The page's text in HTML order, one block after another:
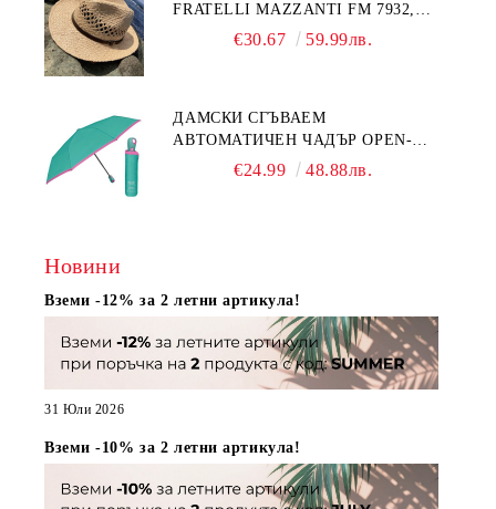
FRATELLI MAZZANTI FM 7932,
НАТУРАЛЕН
€30.67 59.99лв.
ДАМСКИ СГЪВАЕМ
АВТОМАТИЧЕН ЧАДЪР OPEN-
CLOSE | PERLETTI TECHNOLOGY
€24.99 48.88лв.
Новини
Вземи -12% за 2 летни артикула!
31 Юли 2026
Вземи -10% за 2 летни артикула!